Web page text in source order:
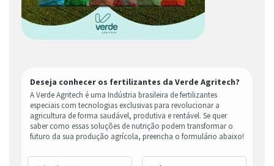
Deseja conhecer os fertilizantes da Verde Agritech?
A Verde Agritech é uma Indústria brasileira de fertilizantes
especiais com tecnologias exclusivas para revolucionar a
agricultura de forma saudável, produtiva e rentável. Se quer
saber como essas soluções de nutrição podem transformar o
futuro da sua produção agrícola, preencha o formulário abaixo!